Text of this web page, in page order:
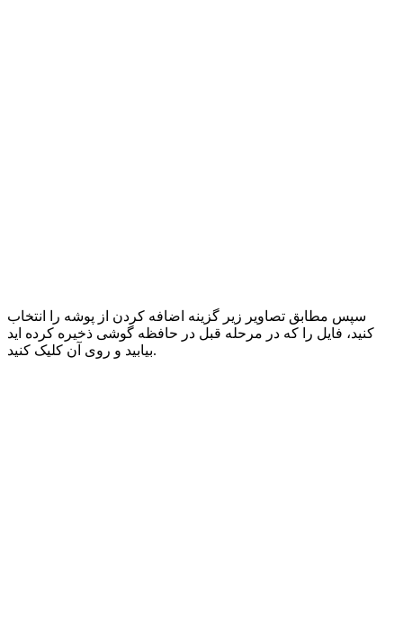
سپس مطابق تصاویر زیر گزینه اضافه کردن از پوشه را انتخاب
کنید، فایل را که در مرحله قبل در حافظه گوشی ذخیره کرده اید
بیابید و روی آن کلیک کنید.